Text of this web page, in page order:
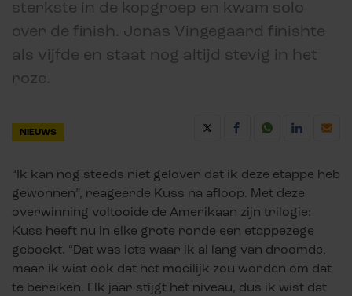
sterkste in de kopgroep en kwam solo
over de finish. Jonas Vingegaard finishte
als vijfde en staat nog altijd stevig in het
roze.
NIEUWS
“Ik kan nog steeds niet geloven dat ik deze etappe heb
gewonnen”, reageerde Kuss na afloop. Met deze
overwinning voltooide de Amerikaan zijn trilogie:
Kuss heeft nu in elke grote ronde een etappezege
geboekt. “Dat was iets waar ik al lang van droomde,
maar ik wist ook dat het moeilijk zou worden om dat
te bereiken. Elk jaar stijgt het niveau, dus ik wist dat